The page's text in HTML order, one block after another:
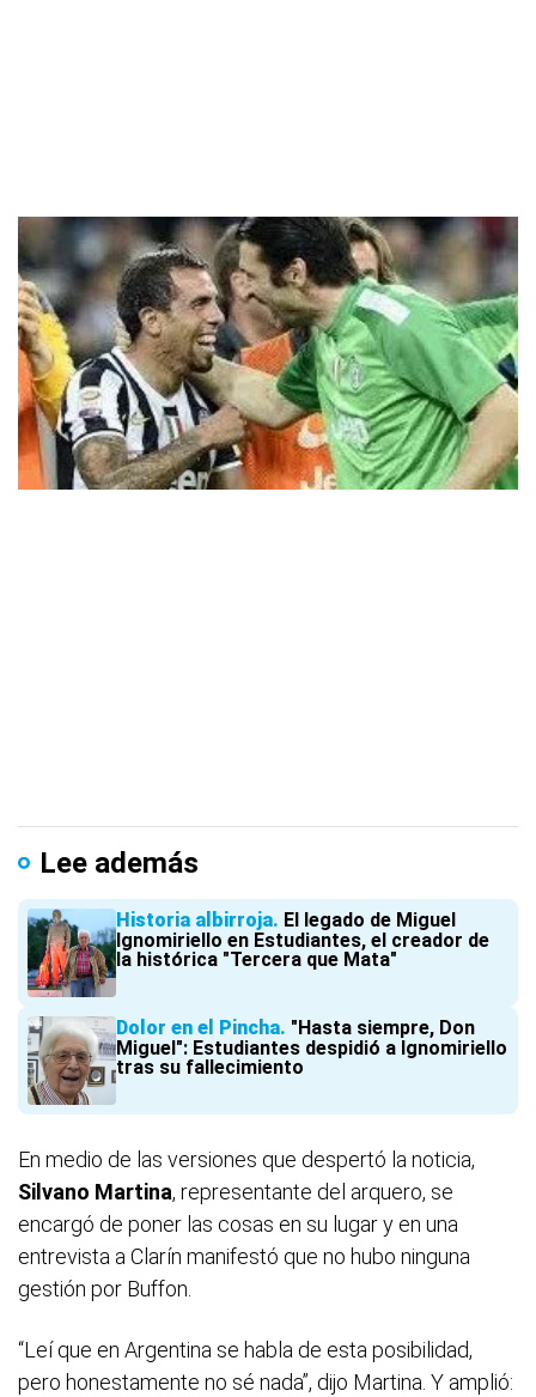
Lee además
Historia albirroja
El legado de Miguel
Ignomiriello en Estudiantes, el creador de
la histórica "Tercera que Mata"
Dolor en el Pincha "Hasta siempre, Don
Miguel": Estudiantes despidió a Ignomiriello
tras su fallecimiento
En medio de las versiones que despertó la noticia,
Silvano Martina, representante del arquero, se
encargó de poner las cosas en su lugar y en una
entrevista a Clarín manifestó que no hubo ninguna
gestión por Buffon.
“Leí que en Argentina se habla de esta posibilidad,
pero honestamente no sé nada”, dijo Martina. Y amplió: